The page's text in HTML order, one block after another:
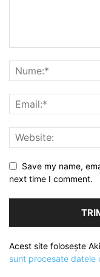
Save my name,
next time I comment.
Acest site folosește
sunt procesate datele